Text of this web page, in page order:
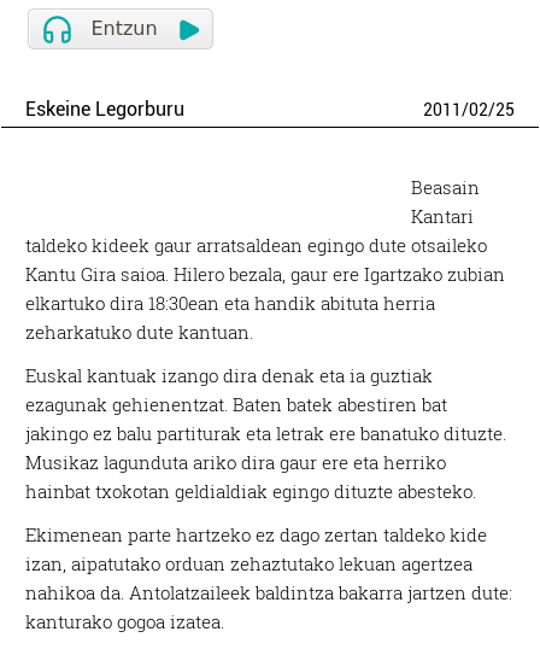
Eskeine Legorburu 2011/02/25
Beasain
Kantari
taldeko kideek gaur arratsaldean egingo dute otsaileko
Kantu Gira saioa. Hilero bezala, gaur ere Igartzako zubian
elkartuko dira 18:30ean eta handik abituta herria
zeharkatuko dute kantuan.
Euskal kantuak izango dira denak eta ia guztiak
ezagunak gehienentzat. Baten batek abestiren bat
jakingo ez balu partiturak eta letrak ere banatuko dituzte.
Musikaz lagunduta ariko dira gaur ere eta herriko
hainbat txokotan geldialdiak egingo dituzte abesteko.
Ekimenean parte hartzeko ez dago zertan taldeko kide
izan, aipatutako orduan zehaztutako lekuan agertzea
nahikoa da. Antolatzaileek baldintza bakarra jartzen dute:
kanturako gogoa izatea.